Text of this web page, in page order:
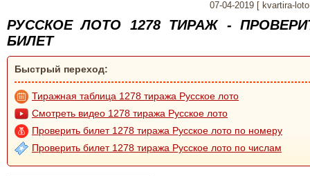
07-04-2019 kvartira-
РУССКОЕ ЛОТО 1278 ТИРАЖ -
БИЛЕТ
Быстрый переход:
Тиражная таблица 1278 тиража Русское лото
Смотреть видео 1278 тиража Русское лото
Проверить билет 1278 тиража Русское лото по номеру
Проверить билет 1278 тиража Русское лото по числам